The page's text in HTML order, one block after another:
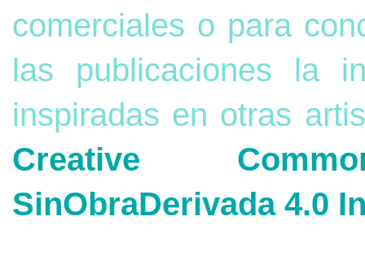
comerciales o para
las publicaciones la
inspiradas en otras
Creative
SinObraDerivada 4.0